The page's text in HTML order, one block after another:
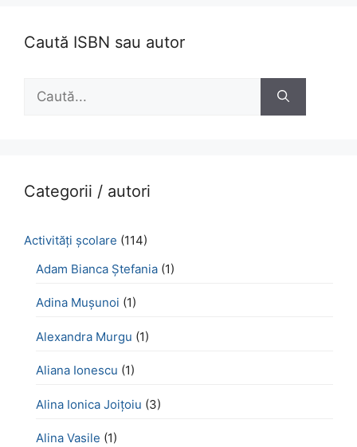
Caută ISBN sau autor
Caută
Categorii / autori
Activităţi şcolare (114)
Adam Bianca Ștefania (1)
Adina Mușunoi (1)
Alexandra Murgu (1)
Aliana Ionescu (1)
Alina Ionica Joițoiu (3)
Alina Vasile (1)